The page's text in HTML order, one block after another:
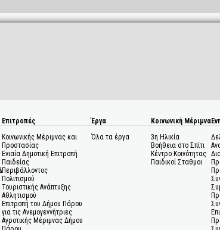
Επιτροπές
Κοινωνικής Μέριμνας και
Προστασίας
Ενιαία Δημοτική Επιτροπή
Παιδείας
Περιβάλλοντος
Πολιτισμού
Τουριστικής Ανάπτυξης
Αθλητισμού
Επιτροπή του Δήμου Πάρου
για τις Ανεμογεννήτριες
Αγροτικής Μέριμνας Δήμου
Έργα
Όλα τα έργα
Κοινωνική Μέριμνα
3η Ηλικία
Βοήθεια στο Σπίτι
Κέντρο Κοινότητας
Παιδικοί Σταθμοι